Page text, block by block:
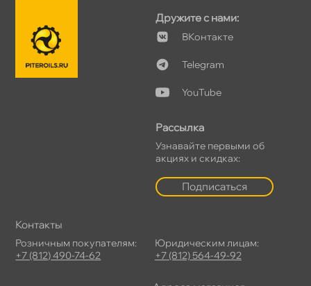
Дружите с нами:
Контакте
Telegram
YouTube
Рассылка
Узнавайте первыми о
акциях и скидках:
Подписаться
Контакты
Розничным покупателям:
+7 (812) 490-74-62
Юридическим лицам:
+7 (812) 564-49-92